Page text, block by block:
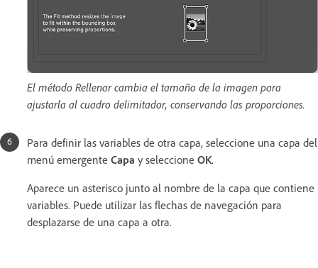
El método Rellenar cambia el tamaño de la imagen para
ajustarla al cuadro delimitador, conservando las proporciones.
Para definir las variables de otra capa, seleccione una capa del
menú emergente Capa y seleccione OK.
Aparece un asterisco junto al nombre de la capa que contiene
variables. Puede utilizar las flechas de navegación para
desplazarse de una capa a otra.